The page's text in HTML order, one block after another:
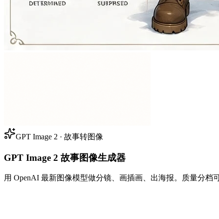
GPT Image 2 · 故事转图像
GPT Image 2 故事图像生成器
用 OpenAI 最新图像模型做分镜、画插画、出海报。质量分档